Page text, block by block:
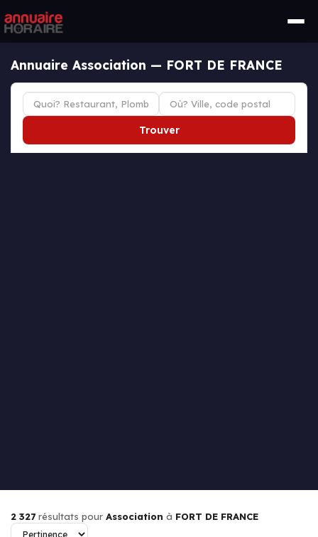
Annuaire Association — FORT DE FRANCE
Trouver
2 327 résultats pour Association à FORT DE FRANCE